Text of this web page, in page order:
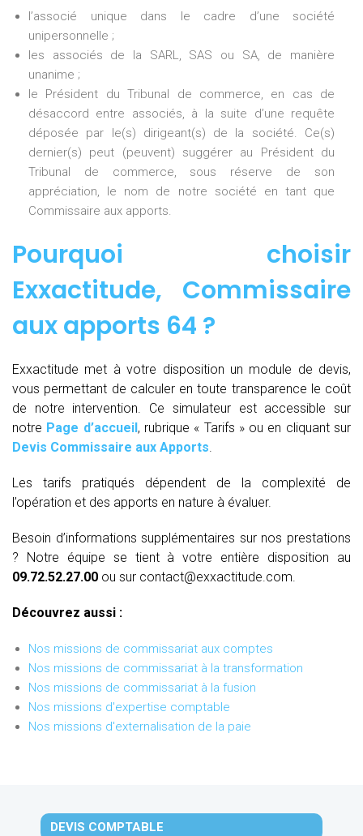
l’associé unique dans le cadre d’une société
unipersonnelle ;
les associés de la SARL, SAS ou SA, de manière
unanime ;
le Président du Tribunal de commerce, en cas de
désaccord entre associés, à la suite d’une requête
déposée par le(s) dirigeant(s) de la société. Ce(s)
dernier(s) peut (peuvent) suggérer au Président du
Tribunal de commerce, sous réserve de son
appréciation, le nom de notre société en tant que
Commissaire aux apports.
Pourquoi choisir
Exxactitude, Commissaire
aux apports 64 ?
Exxactitude met à votre disposition un module de devis,
vous permettant de calculer en toute transparence le coût
de notre intervention. Ce simulateur est accessible sur
notre Page d’accueil, rubrique « Tarifs » ou en cliquant sur
Devis Commissaire aux Apports.
Les tarifs pratiqués dépendent de la complexité de
l’opération et des apports en nature à évaluer.
Besoin d’informations supplémentaires sur nos prestations
? Notre équipe se tient à votre entière disposition au
09.72.52.27.00 ou sur contact@exxactitude.com.
Découvrez aussi :
Nos missions de commissariat aux comptes
Nos missions de commissariat à la transformation
Nos missions de commissariat à la fusion
Nos missions d'expertise comptable
Nos missions d'externalisation de la paie
DEVIS COMPTABLE